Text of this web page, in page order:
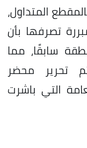
المتداول،
تصرفها بأن
سابقًا، مما
تحرير محضر
التي باشرت